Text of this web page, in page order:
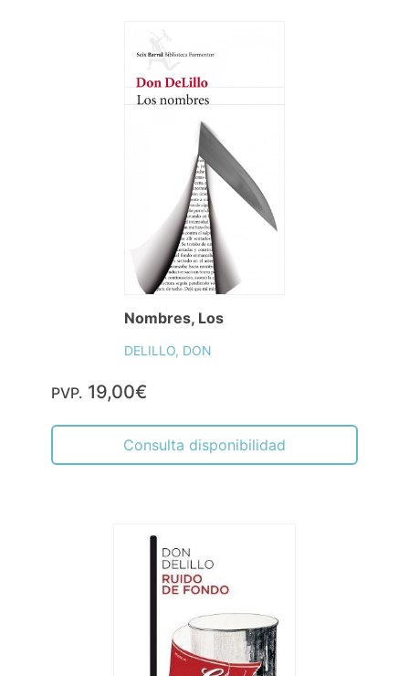
Nombres, Los
DELILLO, DON
PVP. 19,00€
Consulta disponibilidad